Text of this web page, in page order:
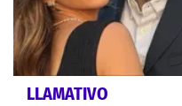
LLAMATIVO